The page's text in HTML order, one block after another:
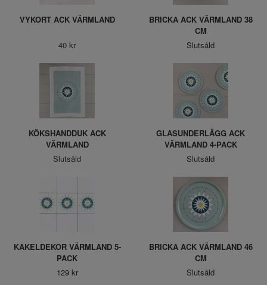
VYKORT ACK VÄRMLAND
40 kr
BRICKA ACK VÄRMLAND 38
CM
Slutsåld
KÖKSHANDDUK ACK
VÄRMLAND
Slutsåld
GLASUNDERLÄGG ACK
VÄRMLAND 4-PACK
Slutsåld
KAKELDEKOR VÄRMLAND 5-
PACK
129 kr
BRICKA ACK VÄRMLAND 46
CM
Slutsåld